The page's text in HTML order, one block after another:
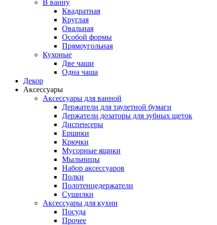
В ванну
Квадратная
Круглая
Овальная
Особой формы
Прямоугольная
Кухоные
Две чаши
Одна чаша
Декор
Аксессуары
Аксессуары для ванной
Держатели для таулетной бумаги
Держатели дозаторы для зубных щеток
Диспенсеры
Ершики
Крючки
Мусорные ящики
Мыльницы
Набор аксессуаров
Полки
Полотенцедержатели
Сушилки
Аксессуары для кухни
Посуда
Прочее